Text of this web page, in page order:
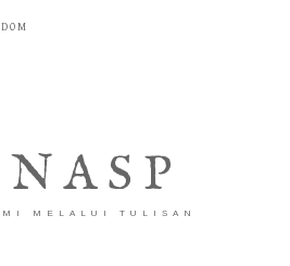
MELALUI TULISAN